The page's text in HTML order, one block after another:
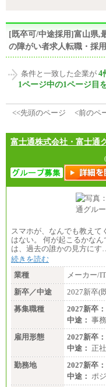
[既卒可/中途採用]富山県,
の障がい者求人転職・採
条件と一致した企業が 4
1ページ中の1ページ目
<<先頭のページ
<前のペ
富士通株式会社・富士通
スマホが、なんでも教えて
はない。 何が起こるかな
は、過去の誰かの見方にす
続きを読む
業種
メーカー/
新卒／中途
2027新卒(
募集職種
2027新卒：
中途： 事
雇用形態
2027新卒：
中途： 正
勤務地
2027新卒：
中途： ポ